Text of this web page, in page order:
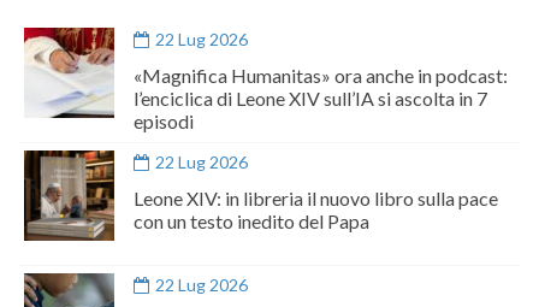
22 Lug 2026
«Magnifica Humanitas» ora anche in podcast:
l’enciclica di Leone XIV sull’IA si ascolta in 7
episodi
22 Lug 2026
Leone XIV: in libreria il nuovo libro sulla pace
con un testo inedito del Papa
22 Lug 2026